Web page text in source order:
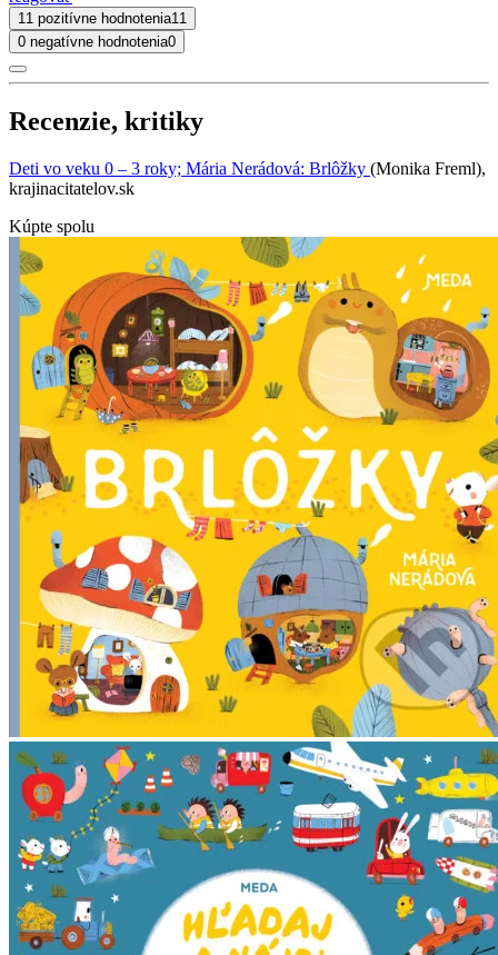
11 pozitívne hodnotenia11
0 negatívne hodnotenia0
Recenzie, kritiky
Deti vo veku 0 – 3 roky; Mária Nerádová: Brlôžky (Monika Freml),
krajinacitatelov.sk
Kúpte spolu